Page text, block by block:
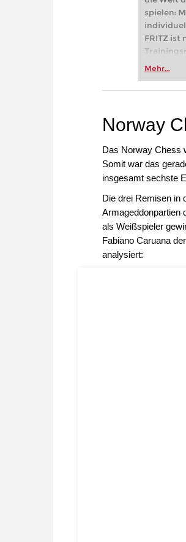
spielen:
FRITZ ist
zuvor.
Mehr...
Norway
Das Norway Chess
Somit war das
insgesamt sechste
Die drei Remisen in
Armageddonpartien
als Weißspieler
Fabiano Caruana
analysiert: